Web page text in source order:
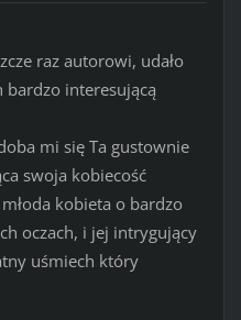
raz autorowi, udało
bardzo interesującą
mi się Ta gustownie
swoja kobiecość
kobieta o bardzo
oczach, i jej intrygujący
uśmiech który